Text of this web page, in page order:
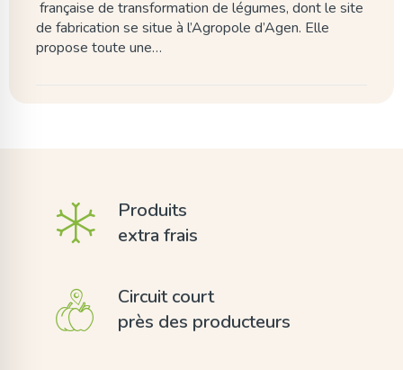
française de transformation de légumes, dont le site
de fabrication se situe à l’Agropole d’Agen. Elle
propose toute une…
Produits
extra frais
Circuit court
près des producteurs